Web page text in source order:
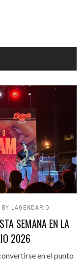
BY LAGENDARIO
SEMANA EN LA
2026
en el punto